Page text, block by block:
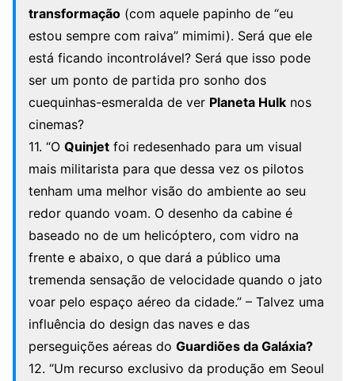
transformação (com aquele papinho de “eu
estou sempre com raiva” mimimi). Será que ele
está ficando incontrolável? Será que isso pode
ser um ponto de partida pro sonho dos
cuequinhas-esmeralda de ver Planeta Hulk nos
cinemas?
11. “O Quinjet foi redesenhado para um visual
mais militarista para que dessa vez os pilotos
tenham uma melhor visão do ambiente ao seu
redor quando voam. O desenho da cabine é
baseado no de um helicóptero, com vidro na
frente e abaixo, o que dará a público uma
tremenda sensação de velocidade quando o jato
voar pelo espaço aéreo da cidade.” – Talvez uma
influência do design das naves e das
perseguições aéreas do Guardiões da Galáxia?
12. “Um recurso exclusivo da produção em Seoul